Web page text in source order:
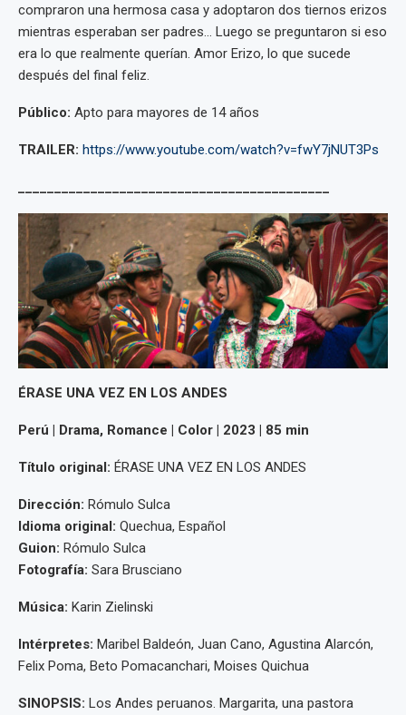
compraron una hermosa casa y adoptaron dos tiernos erizos
mientras esperaban ser padres… Luego se preguntaron si eso
era lo que realmente querían. Amor Erizo, lo que sucede
después del final feliz.
Público: Apto para mayores de 14 años
TRAILER: https://www.youtube.com/watch?v=fwY7jNUT3Ps
ÉRASE UNA VEZ EN LOS ANDES
Perú | Drama, Romance | Color | 2023 | 85 min
Título original: ÉRASE UNA VEZ EN LOS ANDES
Dirección: Rómulo Sulca
Idioma original: Quechua, Español
Guion: Rómulo Sulca
Fotografía: Sara Brusciano
Música: Karin Zielinski
Intérpretes: Maribel Baldeón, Juan Cano, Agustina Alarcón,
Felix Poma, Beto Pomacanchari, Moises Quichua
SINOPSIS: Los Andes peruanos. Margarita, una pastora